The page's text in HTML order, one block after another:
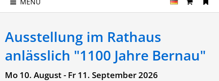
Ausstellung im Rathaus
anlässlich "1100 Jahre Bernau"
Mo 10. August - Fr 11. September 2026